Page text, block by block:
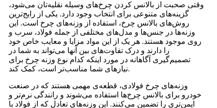
وقتی صحبت از بالانس کردن چرخ‌های وسیله نقلیه‌تان می‌شود،
گزینه‌های متنوعی برای انتخاب وجود دارد. یکی از رایج‌ترین
روش‌های بالانس چرخ، استفاده از وزنه‌های چرخ است. این
وزنه‌ها در جنس‌ها و مدل‌های مختلفی از جمله فولاد، سرب و
روی موجود هستند. هر یک از این مواد مزایا و معایب خاص خود
را دارند و درک تفاوت‌های بین آنها می‌تواند به شما در
تصمیم‌گیری آگاهانه در مورد اینکه کدام نوع وزنه چرخ برای
نیازهای شما مناسب‌تر است، کمک کند.
وزنه‌های چرخ فولادی، قطعه‌ی مهمی هستند که در صنعت
خودرو برای بالانس چرخ‌ها استفاده می‌شوند و رانندگی نرم‌تر و
ایمن‌تری را تضمین می‌کنند. این وزنه‌های تعادل که از فولاد با